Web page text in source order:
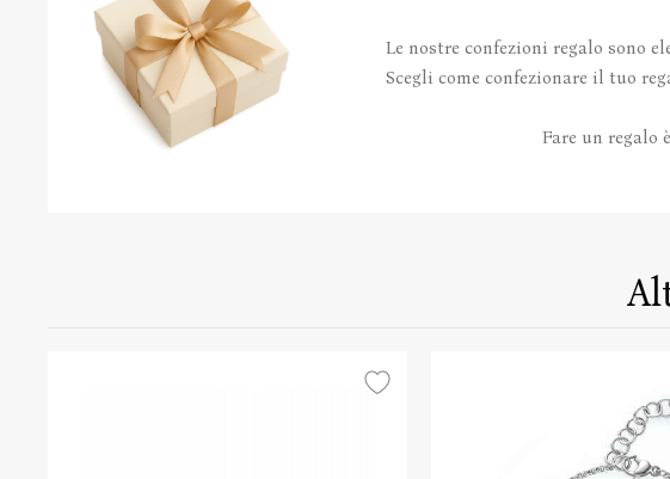
Le nostre confezioni regalo sono
Scegli come confezionare il tuo
Fare un regalo